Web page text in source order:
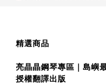
精選商品
亮晶晶鋼琴專區｜島嶼
授權翻譯出版